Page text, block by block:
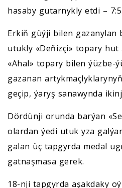
hasaby gutarnykly etdi – 7:5.
Erkiň güýji bilen gazanylan
utukly «Deňizçi» topary
«Ahal» topary bilen ýüzbe-
gazanan
geçip, ýaryş sanawynda
Dördünji orunda barýan
olardan ýedi utuk yza
galan üç tapgyrda medal
gatnaşmasa gerek.
18-nji tapgyrda aşakdaky